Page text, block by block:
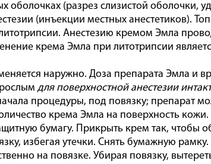
оболочках (разрез слизистой оболочки,
(инъекции местных анестетиков).
Анестезию кремом Эмла
крема Эмла при литотрипсии
наружно. Доза препарата Эмла и
для поверхностной анестезии
процедуры, под повязку; препарат
крема Эмла на поверхность
бумагу. Прикрыть крем так, чтобы
избегая утечки. Снять бумажную
на повязке. Убирая повязку,